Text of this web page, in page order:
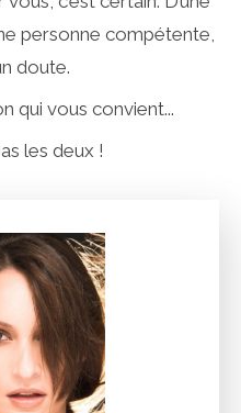
personne compétente,
doute.
qui vous convient...
les deux !